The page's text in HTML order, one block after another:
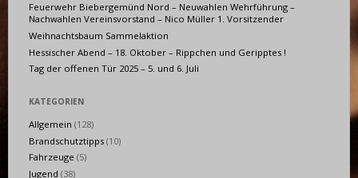
Feuerwehr Biebergemünd Nord – Neuwahlen Wehrführung –
Nachwahlen Vereinsvorstand – Nico Müller 1. Vorsitzender
Weihnachtsbaum Sammelaktion
Hessischer Abend – 18. Oktober – Rippchen und Geripptes !
Tag der offenen Tür 2025 – 5. und 6. Juli
KATEGORIEN
Allgemein (128)
Brandschutztipps (10)
Fahrzeuge (5)
Jugend (38)